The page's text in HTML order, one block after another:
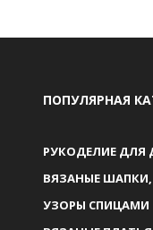
ПОПУЛЯРНАЯ
РУКОДЕЛИЕ ДЛЯ
ВЯЗАНЫЕ
УЗОРЫ СПИЦАМИ